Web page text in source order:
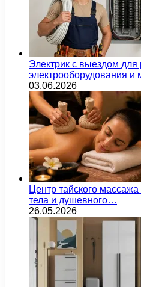
Электрик с выездом для
электрооборудования и
03.06.2026
Центр тайского
тела и душевного…
26.05.2026